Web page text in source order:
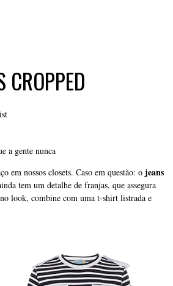
CROPPED
a gente nunca
em nossos closets. Caso em questão: o jeans
tem um detalhe de franjas, que assegura
look, combine com uma t-shirt listrada e